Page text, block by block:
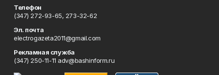
Телефон
(347) 272-93-65, 273-32-62
Эл. почта
electrogazeta2011@gmail.com
Рекламная служба
(347) 250-11-11 adv@bashinform.ru